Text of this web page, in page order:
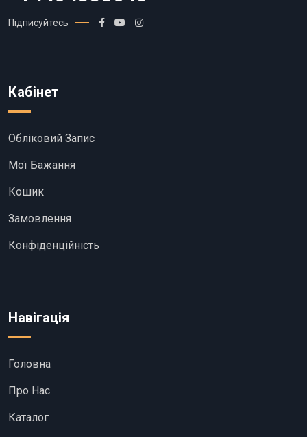
Підписуйтесь
Кабінет
Обліковий Запис
Мої Бажання
Кошик
Замовлення
Конфіденційність
Навігація
Головна
Про Нас
Каталог